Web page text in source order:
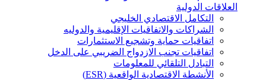
العلاقات الدولية
التكامل الاقتصادي الخليجي
الشراكات والاتفاقيات الإقليمية والدوليه
اتفاقيات حماية وتشجيع الاستثمارات
اتفاقيات تجنب الازدواج الضريبي على الدخل
التبادل التلقائي للمعلومات
الأنشطة الاقتصادية الواقعية (ESR)